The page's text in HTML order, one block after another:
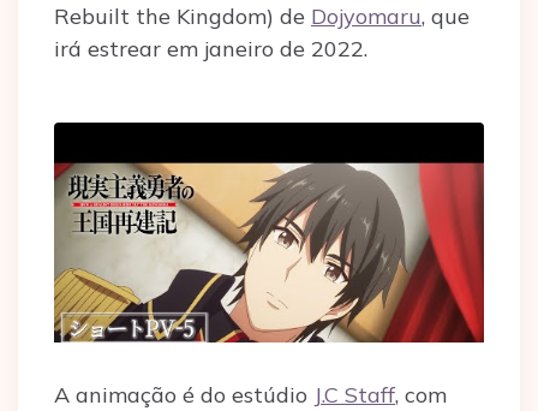
Rebuilt the Kingdom) de Dojyomaru, que
irá estrear em janeiro de 2022.
A animação é do estúdio J.C Staff, com